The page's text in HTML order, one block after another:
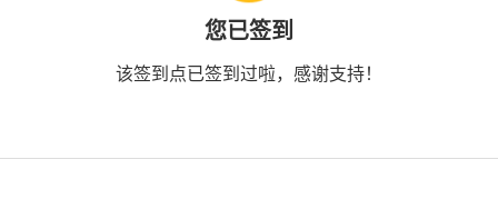
您已签到
该签到点已签到过啦，感谢支持！